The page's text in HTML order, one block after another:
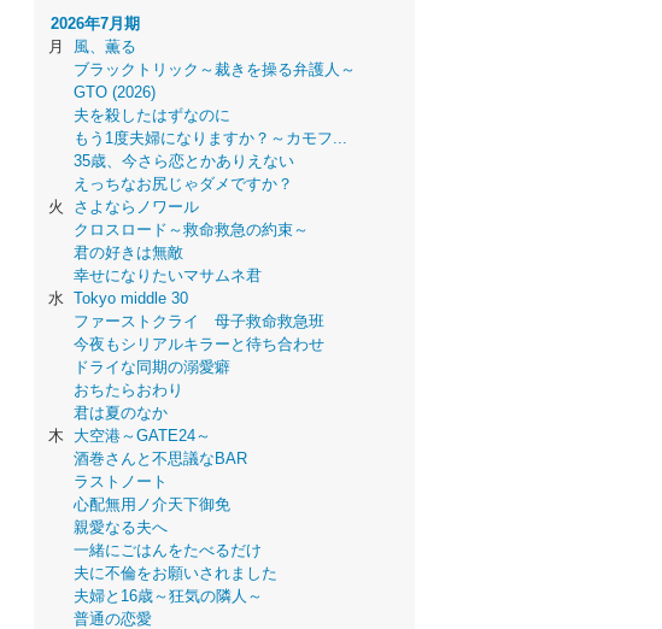
2026年7月期
月
風、薫る
ブラックトリック～裁きを操る弁護人～
GTO (2026)
夫を殺したはずなのに
もう1度夫婦になりますか？～カモフ...
35歳、今さら恋とかありえない
えっちなお尻じゃダメですか？
火
さよならノワール
クロスロード～救命救急の約束～
君の好きは無敵
幸せになりたいマサムネ君
水 Tokyo middle 30
ファーストクライ 母子救命救急班
今夜もシリアルキラーと待ち合わせ
ドライな同期の溺愛癖
おちたらおわり
君は夏のなか
木
大空港～GATE24～
酒巻さんと不思議なBAR
ラストノート
心配無用ノ介天下御免
親愛なる夫へ
一緒にごはんをたべるだけ
夫に不倫をお願いされました
夫婦と16歳～狂気の隣人～
普通の恋愛